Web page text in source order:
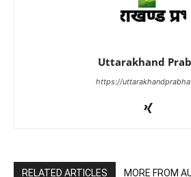
Uttarakhand
https://
RELATED ARTICLES MORE FROM